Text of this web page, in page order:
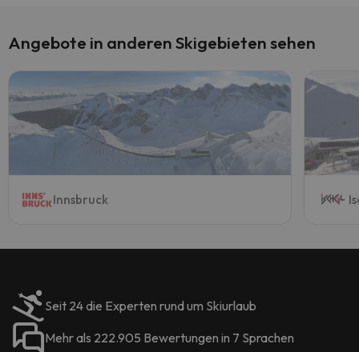
Angebote in anderen Skigebieten sehen
Innsbruck
Seit 24 die Experten rund um Skiurlaub
Mehr als 222.905 Bewertungen in 7 Sprachen